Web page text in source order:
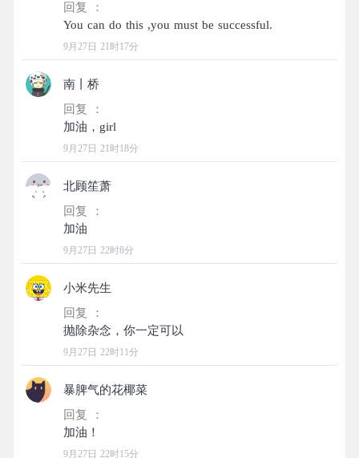
回复 ：
9月27日 21时17分
南丨桥
回复 ：
9月27日 21时18分
北顾笙萧
回复 ：
9月27日 22时8分
小米先生
回复 ：
9月27日 22时11分
暴脾气的花椰菜
回复 ：
9月27日 22时15分